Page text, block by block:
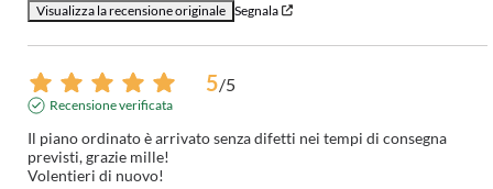
Visualizza la recensione originale Segnala
5/5
Recensione verificata
Il piano ordinato è arrivato senza difetti nei tempi di consegna
previsti, grazie mille!
Volentieri di nuovo!